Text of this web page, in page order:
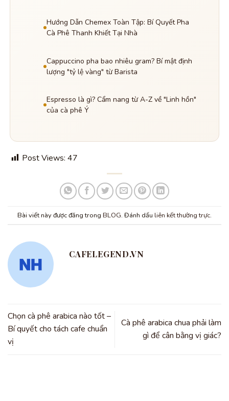
Hướng Dẫn Chemex Toàn Tập: Bí Quyết Pha
Cà Phê Thanh Khiết Tại Nhà
Cappuccino pha bao nhiêu gram? Bí mật định
lượng "tỷ lệ vàng" từ Barista
Espresso là gì? Cẩm nang từ A-Z về "Linh hồn"
của cà phê Ý
Post Views: 47
Bài viết này được đăng trong BLOG. Đánh dấu liên kết thường trực.
CAFELEGEND.VN
Chọn cà phê arabica nào tốt –
Bí quyết cho tách cafe chuẩn
vị
Cà phê arabica chua phải làm
gì để cân bằng vị giác?